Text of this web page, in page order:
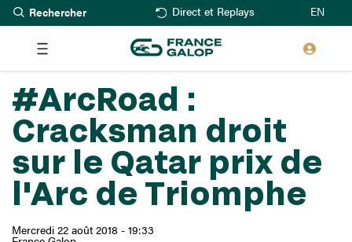
Aller
au
contenu
principal
Rechercher Direct et Replays EN
#ArcRoad :
Cracksman droit
sur le Qatar prix de
l'Arc de Triomphe
Mercredi 22 août 2018 - 19:33